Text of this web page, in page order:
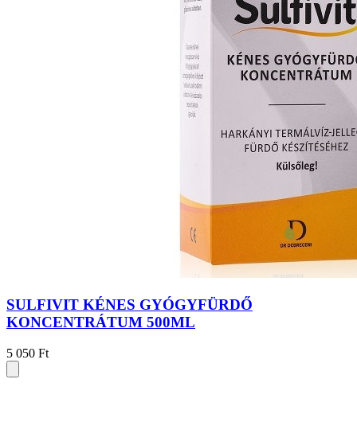
SULFIVIT KÉNES GYÓGYFÜRDŐ
KONCENTRÁTUM 500ML
5 050 Ft